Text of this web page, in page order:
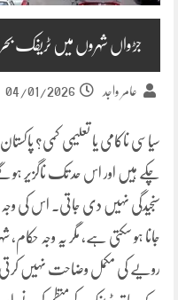
جڑواں شہروں میں ٹریفک
عامر واجد 04/01/2026
سیاسی ناکامی یا تعلیمی کمی؟
چکے ہیں اور اس حد تک ناگزیر ہو
سنجیدگی نہیں دی جاتی۔ اس کی وجہ
جانا ہو سکتی ہے، مگر یہ وجہ حکام،
رویے کی مکمل وضاحت نہیں